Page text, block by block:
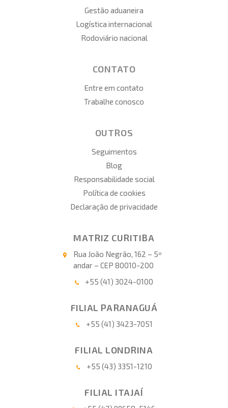
Gestão aduaneira
Logística internacional
Rodoviário nacional
CONTATO
Entre em contato
Trabalhe conosco
OUTROS
Seguimentos
Blog
Responsabilidade social
Política de cookies
Declaração de privacidade
MATRIZ CURITIBA
Rua João Negrão, 162 – 5º
andar – CEP 80010-200
+55 (41) 3024-0100
FILIAL PARANAGUÁ
+55 (41) 3423-7051
FILIAL LONDRINA
+55 (43) 3351-1210
FILIAL ITAJAÍ